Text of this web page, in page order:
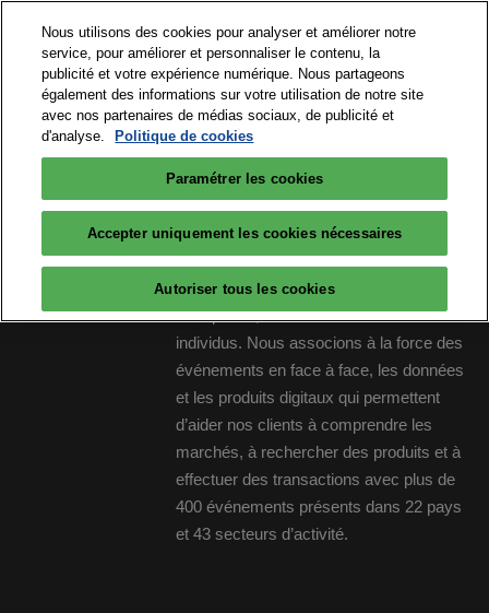
contenu
15 et 16 septembre 2026
Paris Expo Porte de Versailles
PARTICIPER
Big Data & AI Paris est un salon réalisé
par RX, créateur de places de rencontres.
RX est au service du développement des
entreprises, des collectivités et des
individus. Nous associons à la force des
événements en face à face, les données
et les produits digitaux qui permettent
d’aider nos clients à comprendre les
marchés, à rechercher des produits et à
effectuer des transactions avec plus de
400 événements présents dans 22 pays
et 43 secteurs d’activité.
Nous utilisons des cookies pour analyser et améliorer notre
service, pour améliorer et personnaliser le contenu, la
publicité et votre expérience numérique. Nous partageons
également des informations sur votre utilisation de notre site
avec nos partenaires de médias sociaux, de publicité et
d'analyse.
Politique de cookies
Paramétrer les cookies
Accepter uniquement les cookies nécessaires
Autoriser tous les cookies